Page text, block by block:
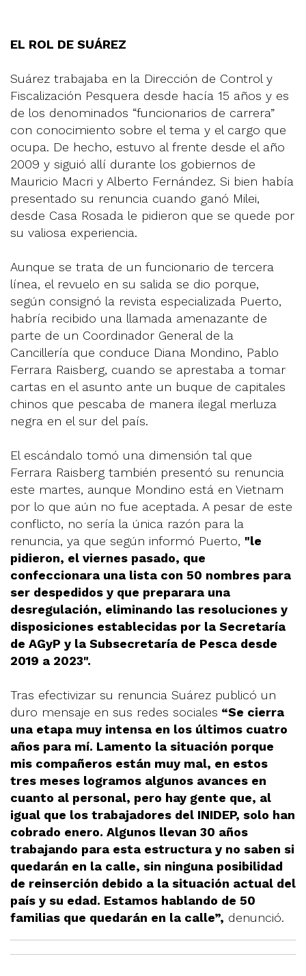
EL ROL DE SUÁREZ
Suárez trabajaba en la Dirección de Control y
Fiscalización Pesquera desde hacía 15 años y es
de los denominados “funcionarios de carrera”
con conocimiento sobre el tema y el cargo que
ocupa. De hecho, estuvo al frente desde el año
2009 y siguió allí durante los gobiernos de
Mauricio Macri y Alberto Fernández. Si bien había
presentado su renuncia cuando ganó Milei,
desde Casa Rosada le pidieron que se quede por
su valiosa experiencia.
Aunque se trata de un funcionario de tercera
línea, el revuelo en su salida se dio porque,
según consignó la revista especializada Puerto,
habría recibido una llamada amenazante de
parte de un Coordinador General de la
Cancillería que conduce Diana Mondino, Pablo
Ferrara Raisberg, cuando se aprestaba a tomar
cartas en el asunto ante un buque de capitales
chinos que pescaba de manera ilegal merluza
negra en el sur del país.
El escándalo tomó una dimensión tal que
Ferrara Raisberg también presentó su renuncia
este martes, aunque Mondino está en Vietnam
por lo que aún no fue aceptada. A pesar de este
conflicto, no sería la única razón para la
renuncia, ya que según informó Puerto, "le
pidieron, el viernes pasado, que
confeccionara una lista con 50 nombres para
ser despedidos y que preparara una
desregulación, eliminando las resoluciones y
disposiciones establecidas por la Secretaría
de AGyP y la Subsecretaría de Pesca desde
2019 a 2023".
Tras efectivizar su renuncia Suárez publicó un
duro mensaje en sus redes sociales “Se cierra
una etapa muy intensa en los últimos cuatro
años para mí. Lamento la situación porque
mis compañeros están muy mal, en estos
tres meses logramos algunos avances en
cuanto al personal, pero hay gente que, al
igual que los trabajadores del INIDEP, solo han
cobrado enero. Algunos llevan 30 años
trabajando para esta estructura y no saben si
quedarán en la calle, sin ninguna posibilidad
de reinserción debido a la situación actual del
país y su edad. Estamos hablando de 50
familias que quedarán en la calle”, denunció.